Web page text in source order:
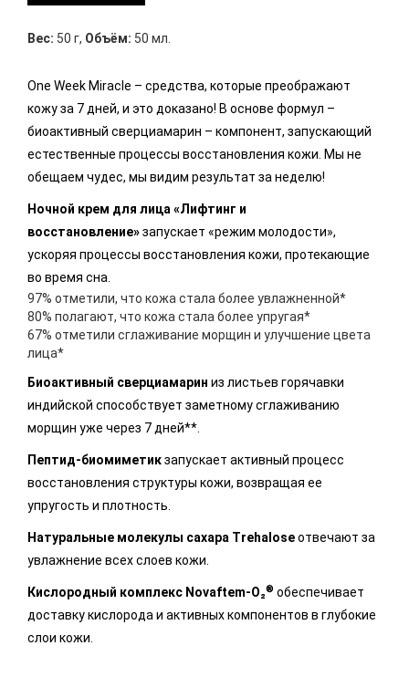
Вес: 50 г, Объём: 50 мл.
One Week Miracle – средства, которые преображают
кожу за 7 дней, и это доказано! В основе формул –
биоактивный сверциамарин – компонент, запускающий
естественные процессы восстановления кожи. Мы не
обещаем чудес, мы видим результат за неделю!
Ночной крем для лица «Лифтинг и
восстановление»запускает «режим молодости»,
ускоряя процессы восстановления кожи, протекающие
во время сна.
97% отметили, что кожа стала более увлажненной*
80% полагают, что кожа стала более упругая*
67% отметили сглаживание морщин и улучшение цвета
лица*
Биоактивный сверциамарин из листьев горячавки
индийской способствует заметному сглаживанию
морщин уже через 7 дней**.
Пептид-биомиметикзапускает активный процесс
восстановления структуры кожи, возвращая ее
упругость и плотность.
Натуральные молекулы сахара Trehaloseотвечают за
увлажнение всех слоев кожи.
Кислородный комплекс Novaftem-O₂® обеспечивает
доставку кислорода и активных компонентов в глубокие
слои кожи.